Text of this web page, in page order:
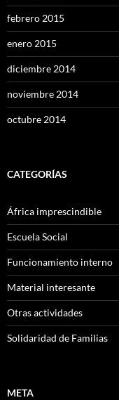
febrero 2015
enero 2015
diciembre 2014
noviembre 2014
octubre 2014
CATEGORÍAS
África imprescindible
Escuela Social
Funcionamiento interno
Material interesante
Otras actividades
Solidaridad de Familias
META